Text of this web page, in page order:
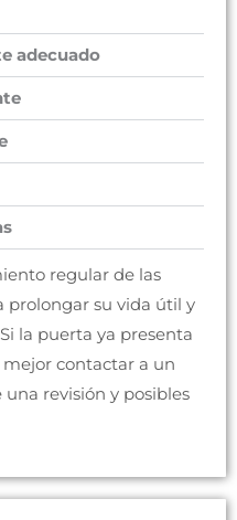
adecuado
regular de las
prolongar su vida útil y
la puerta ya presenta
contactar a un
revisión y posibles